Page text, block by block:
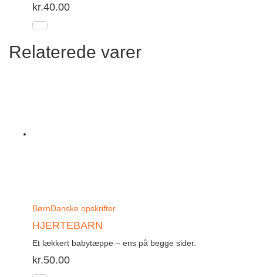
kr.40.00
Relaterede varer
BørnDanske opskrifter
HJERTEBARN
Et lækkert babytæppe – ens på begge sider.
kr.50.00